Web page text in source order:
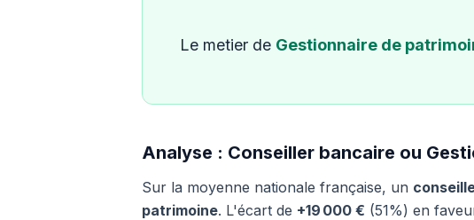
Le metier de Gestionnaire de
Analyse : Conseiller bancaire ou
Sur la moyenne nationale française, un
patrimoine. L'écart de +19 000 € (51%) en